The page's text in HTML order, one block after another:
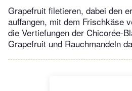
Grapefruit filetieren, dabei den
auffangen, mit dem Frischkäse
die Vertiefungen der Chicorée-
Grapefruit und Rauchmandeln